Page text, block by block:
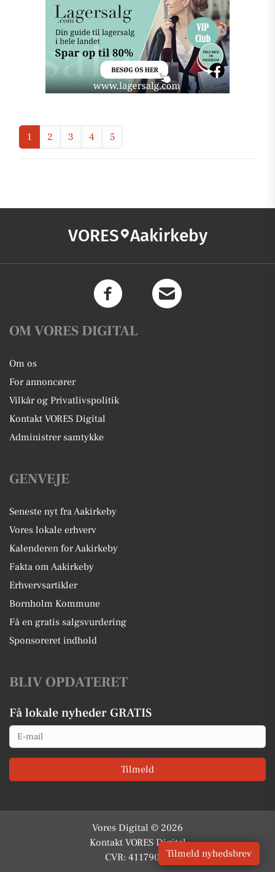
1 2 3 4 5
VORES Aakirkeby
OM VORES DIGITAL
Om os
For annoncører
Vilkår og Privatlivspolitik
Kontakt VORES Digital
Administrer samtykke
GENVEJE
Seneste nyt fra Aakirkeby
Vores lokale erhverv
Kalenderen for Aakirkeby
Fakta om Aakirkeby
Erhvervsartikler
Bornholm Kommune
Få en gratis salgsvurdering
Sponsoreret indhold
BLIV OPDATERET
Få lokale nyheder GRATIS
Email
Tilmeld
Vores Digital © 2026
Kontakt VORES Digital
CVR: 41179082Tilmeld nyhedsbrev